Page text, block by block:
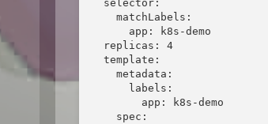
  selector:
matchLabels:
app: k8s-demo
  replicas: 4
  template:
metadata:
labels:
app: k8s-demo
spec: